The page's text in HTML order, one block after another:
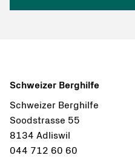
Schweizer Berghilfe
Schweizer Berghilfe
Soodstrasse 55
8134 Adliswil
044 712 60 60